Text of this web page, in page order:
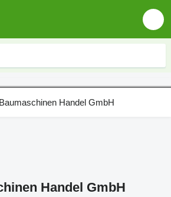
Handel GmbH